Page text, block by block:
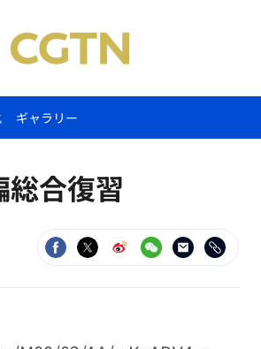
ギャラリー
合復習